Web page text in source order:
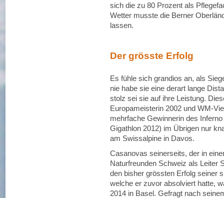
sich die zu 80 Prozent als
Wetter musste die Berner
lassen.
Der grösste Erfolg
Es fühle sich grandios an, als
nie habe sie eine derart lange
stolz sei sie auf ihre Leistung.
Europameisterin 2002 und WM-
mehrfache Gewinnerin des
Gigathlon 2012) im Übrigen nur
am Swissalpine in Davos.
Casanovas seinerseits, der in
Naturfreunden Schweiz als Leiter
den bisher grössten Erfolg seiner
welche er zuvor absolviert hatte,
2014 in Basel. Gefragt nach